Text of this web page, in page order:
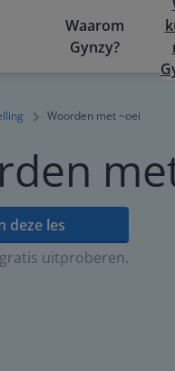
Waarom
Gynzy?
Woorden met ~oei
deze les
uitproberen.